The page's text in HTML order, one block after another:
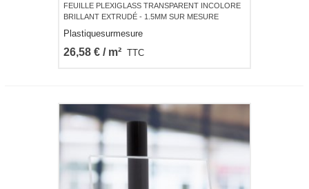
FEUILLE PLEXIGLASS TRANSPARENT INCOLORE
BRILLANT EXTRUDÉ - 1.5MM SUR MESURE
Plastiquesurmesure
26,58 € / m² TTC